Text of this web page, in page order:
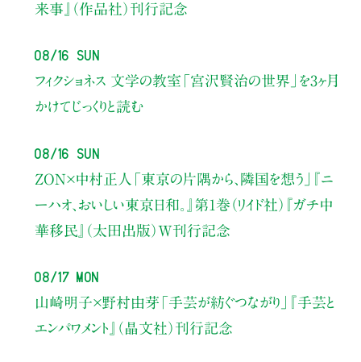
来事』（作品社）刊行記念
08/16 Sun
フィクショネス 文学の教室 「宮沢賢治の世界」を3ヶ月
かけてじっくりと読む
08/16 Sun
ZON×中村正人 「東京の片隅から、隣国を想う」
『ニ
ーハオ、おいしい東京日和。』第1巻（リイド社） 『ガチ中
華移民』（太田出版）W刊行記念
08/17 Mon
山崎明子×野村由芽 「手芸が紡ぐつながり」
『手芸と
エンパワメント』（晶文社）刊行記念